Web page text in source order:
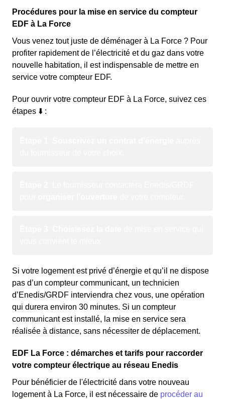
Procédures pour la mise en service du compteur
EDF à La Force
Vous venez tout juste de déménager à La Force ? Pour
profiter rapidement de l’électricité et du gaz dans votre
nouvelle habitation, il est indispensable de mettre en
service votre compteur EDF.
Pour ouvrir votre compteur EDF à La Force, suivez ces
étapes ⬇️ :
Si votre logement est privé d’énergie et qu’il ne dispose
pas d’un compteur communicant, un technicien
d’Enedis/GRDF interviendra chez vous, une opération
qui durera environ 30 minutes. Si un compteur
communicant est installé, la mise en service sera
réalisée à distance, sans nécessiter de déplacement.
EDF La Force : démarches et tarifs pour raccorder
votre compteur électrique au réseau Enedis
Pour bénéficier de l'électricité dans votre nouveau
logement à La Force, il est nécessaire de procéder au